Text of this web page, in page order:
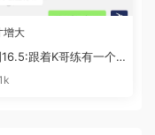
增大
16.5:跟着K哥练有一个最
就是可以随时交流沟通